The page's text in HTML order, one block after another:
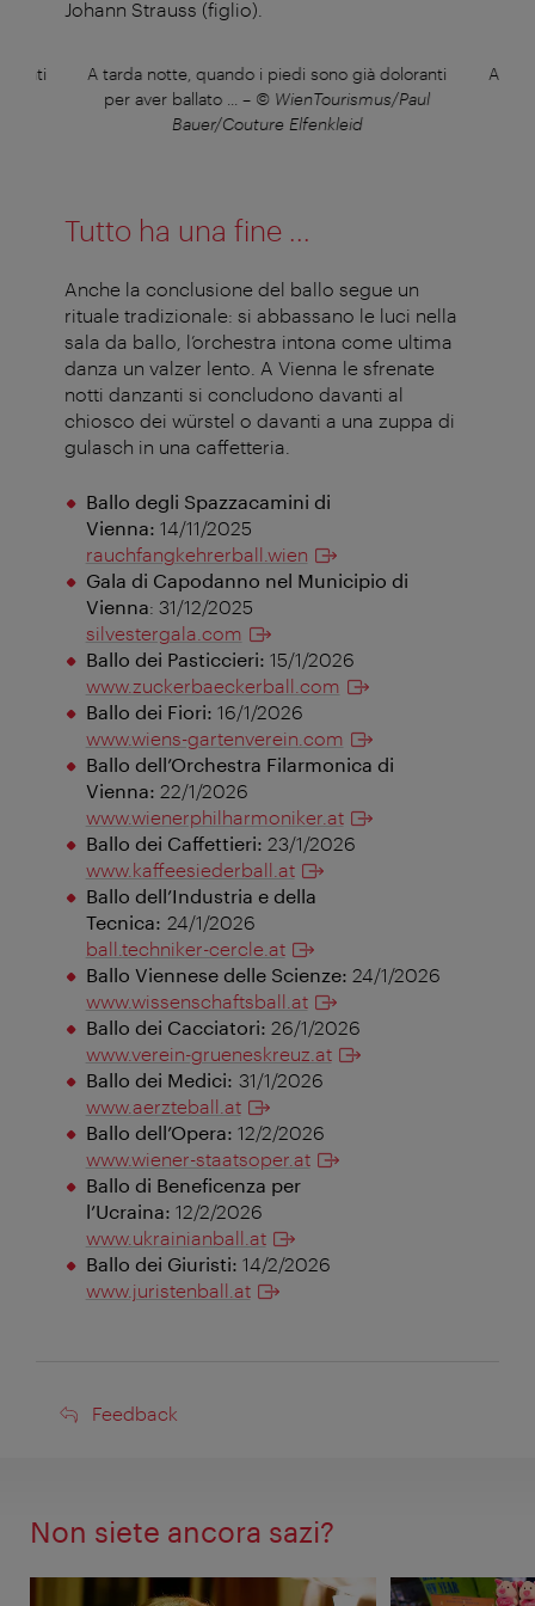
Johann Strauss (figlio).
A tarda notte, quando i piedi sono già doloranti
per aver ballato ...
– © WienTourismus/Paul
Bauer/Couture Elfenkleid
A
Tutto ha una fine ...
Anche la conclusione del ballo segue un
rituale tradizionale: si abbassano le luci nella
sala da ballo, l’orchestra intona come ultima
danza un valzer lento. A Vienna le sfrenate
notti danzanti si concludono davanti al
chiosco dei würstel o davanti a una zuppa di
gulasch in una caffetteria.
Ballo degli Spazzacamini di
Vienna: 14/11/2025
rauchfangkehrerball.wien
Gala di Capodanno nel Municipio di
Vienna: 31/12/2025
silvestergala.com
Ballo dei Pasticcieri: 15/1/2026
www.zuckerbaeckerball.com
Ballo dei Fiori: 16/1/2026
www.wiens-gartenverein.com
Ballo dell’Orchestra Filarmonica di
Vienna: 22/1/2026
www.wienerphilharmoniker.at
Ballo dei Caffettieri: 23/1/2026
www.kaffeesiederball.at
Ballo dell’Industria e della
Tecnica: 24/1/2026
ball.techniker-cercle.at
Ballo Viennese delle Scienze: 24/1/2026
www.wissenschaftsball.at
Ballo dei Cacciatori: 26/1/2026
www.verein-grueneskreuz.at
Ballo dei Medici: 31/1/2026
www.aerzteball.at
Ballo dell’Opera: 12/2/2026
www.wiener-staatsoper.at
Ballo di Beneficenza per
l’Ucraina: 12/2/2026
www.ukrainianball.at
Ballo dei Giuristi: 14/2/2026
www.juristenball.at
Feedback
Feedback
Non siete ancora sazi?